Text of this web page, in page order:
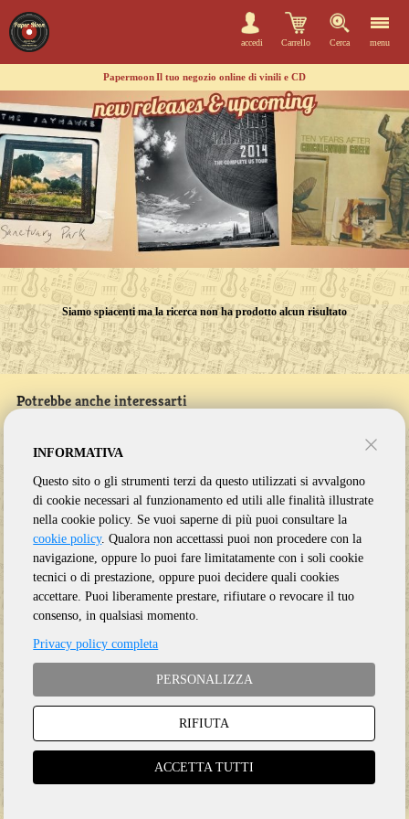
accedi Carrello Cerca menu
PapermoonIl tuo negozio online di vinili e CD
Siamo spiacenti ma la ricerca non ha prodotto alcun risultato
Potrebbe anche interessarti
THIRTEEN
€19.50
CD
€12.90
INFORMATIVA
Questo sito o gli strumenti terzi da questo utilizzati si avvalgono
di cookie necessari al funzionamento ed utili alle finalità illustrate
nella cookie policy. Se vuoi saperne di più puoi consultare la
cookie policy. Qualora non accettassi puoi non procedere con la
navigazione, oppure lo puoi fare limitatamente con i soli cookie
tecnici o di prestazione, oppure puoi decidere quali cookies
accettare. Puoi liberamente prestare, rifiutare o revocare il tuo
consenso, in qualsiasi momento.
Privacy policy completa
PERSONALIZZA
RIFIUTA
ACCETTA TUTTI